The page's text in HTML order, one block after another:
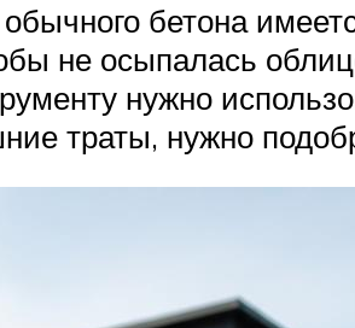
бетона
не осыпалась
нужно
траты, нужно